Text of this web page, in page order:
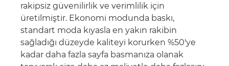
rakipsiz güvenilirlik ve verimlilik için
üretilmiştir. Ekonomi modunda baskı,
standart moda kıyasla en yakın rakibin
sağladığı düzeyde kaliteyi korurken %50'ye
kadar daha fazla sayfa basmanıza olanak